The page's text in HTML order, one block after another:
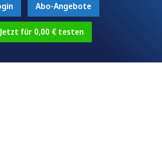
Abo-Angebote
Jetzt für 0,00 € testen